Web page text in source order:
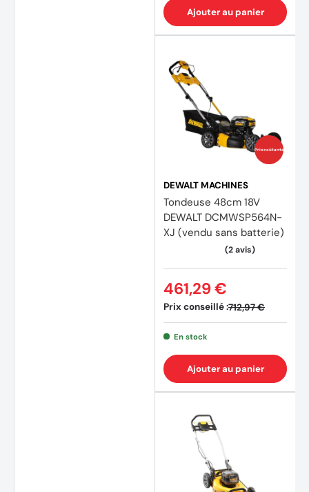
Ajouter au panier
Prix coûtants
DEWALT MACHINES
Tondeuse 48cm 18V
DEWALT DCMWSP564N-
XJ (vendu sans batterie)
Prix conseillé :712,97 €
461,29 €
En stock
Ajouter au panier